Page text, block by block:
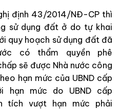
định 43/2014/NĐ-CP thì
sử dụng đất ở do tự khai
quy hoạch sử dụng đất đã
có thẩm quyền phê
sẽ được Nhà nước công
hạn mức của UBND cấp
hạn mức do UBND cấp
tích vượt hạn mức phải